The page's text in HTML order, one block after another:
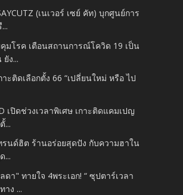
(เนเวอร์ เซย์ คัท) บุกศูนย์การ
มโรค เตือนสถานการณ์โควิด 19 เป็น
ง...
าะติดเลือกตั้ง 66 “เปลี่ยนใหม่ หรือ ไป
เปิดช่วงเวลาพิเศษ เกาะติดแคมเปญ
...
รนด์ฮิต ร้านอร่อยสุดปัง กับความฮาใน
...
ดา" ทายใจ 4พระเอก! “ ซุปตาร์เวลา
าง ...